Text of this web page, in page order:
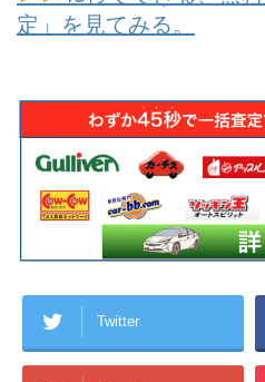
定」を見てみる。
Twitter